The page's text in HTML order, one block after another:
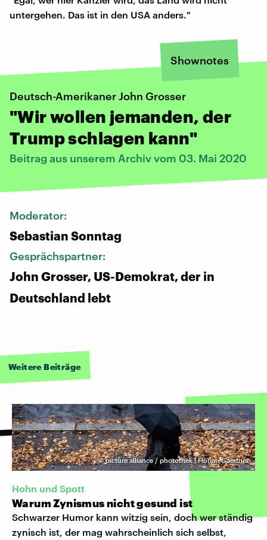
untergehen. Das ist in den USA anders."
Shownotes
Deutsch-Amerikaner John Grosser
"Wir wollen jemanden, der
Trump schlagen kann"
Beitrag aus unserem Archiv vom 03. Mai 2020
Moderator:
Sebastian Sonntag
Gesprächspartner:
John Grosser, US-Demokrat, der in
Deutschland lebt
Weitere Beiträge
©picture alliance / photothek | Florian Gaertner
Hohn und Spott
Warum Zynismus nicht gesund ist
Schwarzer Humor kann witzig sein, doch wer ständig
zynisch ist, der mag wahrscheinlich sich selbst,